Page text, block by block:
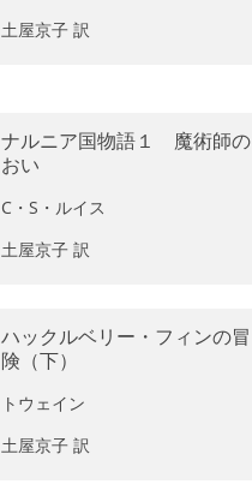
土屋京子 訳
ナルニア国物語１ 魔術師の
おい
C・S・ルイス
土屋京子 訳
ハックルベリー・フィンの冒
険（下）
トウェイン
土屋京子 訳